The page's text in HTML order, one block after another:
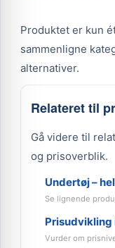
Produktet er kun
sammenligne
alternativer.
Relateret til
Gå videre til
og prisoverblik.
Undertøj –
Se lignende
Prisudvikling
Vurder om